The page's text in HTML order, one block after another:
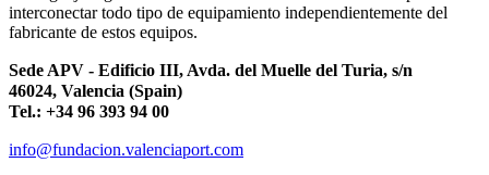
interconectar todo tipo de equipamiento independientemente del
fabricante de estos equipos.
Sede APV - Edificio III, Avda. del Muelle del Turia, s/n
46024, Valencia (Spain)
Tel.: +34 96 393 94 00
info@fundacion.valenciaport.com